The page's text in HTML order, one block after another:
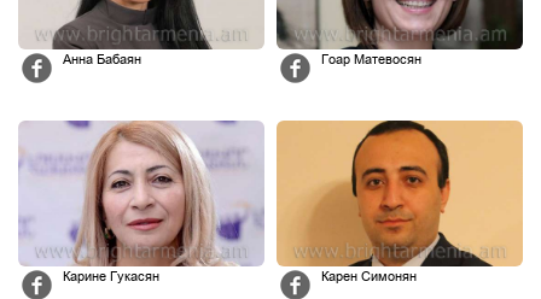
Анна Бабаян Гоар Матевосян
Карине Гукасян Карен Симонян